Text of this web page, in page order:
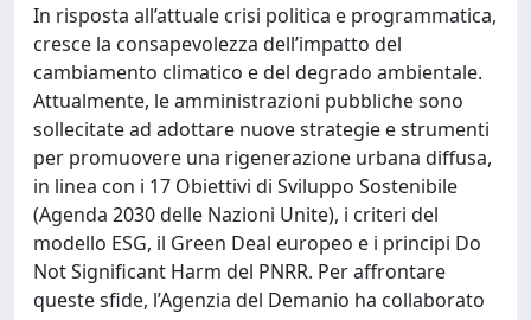
In risposta all’attuale crisi politica e programmatica,
cresce la consapevolezza dell’impatto del
cambiamento climatico e del degrado ambientale.
Attualmente, le amministrazioni pubbliche sono
sollecitate ad adottare nuove strategie e strumenti
per promuovere una rigenerazione urbana diffusa,
in linea con i 17 Obiettivi di Sviluppo Sostenibile
(Agenda 2030 delle Nazioni Unite), i criteri del
modello ESG, il Green Deal europeo e i principi Do
Not Significant Harm del PNRR. Per affrontare
queste sfide, l’Agenzia del Demanio ha collaborato